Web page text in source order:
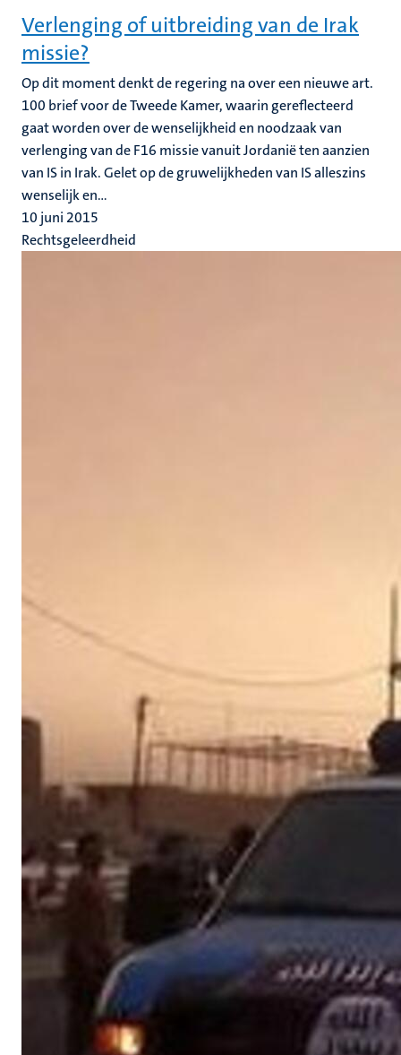
Verlenging of uitbreiding van de Irak
missie?
Op dit moment denkt de regering na over een nieuwe art.
100 brief voor de Tweede Kamer, waarin gereflecteerd
gaat worden over de wenselijkheid en noodzaak van
verlenging van de F16 missie vanuit Jordanië ten aanzien
van IS in Irak. Gelet op de gruwelijkheden van IS alleszins
wenselijk en...
10 juni 2015
Rechtsgeleerdheid